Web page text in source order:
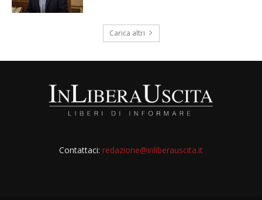
Carica altri
Contattaci: redazione@inliberauscita.it